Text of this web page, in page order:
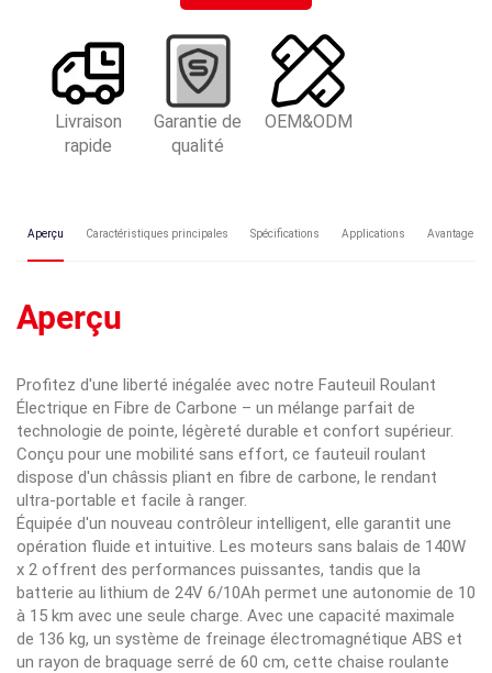
Livraison
rapide
Garantie de
qualité
OEM&ODM
Aperçu Caractéristiques principales Spécifications Applications Avantage
Aperçu
Profitez d'une liberté inégalée avec notre Fauteuil Roulant
Électrique en Fibre de Carbone – un mélange parfait de
technologie de pointe, légèreté durable et confort supérieur.
Conçu pour une mobilité sans effort, ce fauteuil roulant
dispose d'un châssis pliant en fibre de carbone, le rendant
ultra-portable et facile à ranger.
Équipée d'un nouveau contrôleur intelligent, elle garantit une
opération fluide et intuitive. Les moteurs sans balais de 140W
x 2 offrent des performances puissantes, tandis que la
batterie au lithium de 24V 6/10Ah permet une autonomie de 10
à 15 km avec une seule charge. Avec une capacité maximale
de 136 kg, un système de freinage électromagnétique ABS et
un rayon de braquage serré de 60 cm, cette chaise roulante